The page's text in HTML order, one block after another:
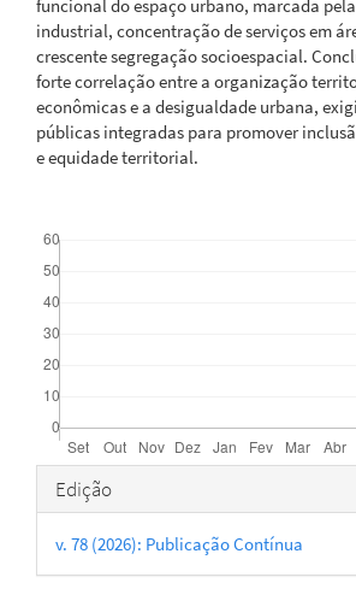
funcional do espaço urbano, marcada
industrial, concentração de serviços em
crescente segregação socioespacial.
forte correlação entre a organização
econômicas e a desigualdade urbana,
públicas integradas para promover
e equidade territorial.
Detalhes
do
artigo
Edição
v. 78 (2026): Publicação Contínua